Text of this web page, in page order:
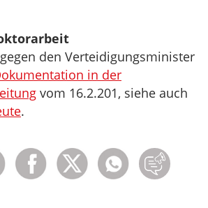
den Verteidigungsminister
in der
vom 16.2.201, siehe auch
.